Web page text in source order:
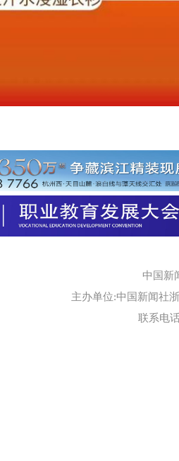
中国新
主办单位:中国新闻社
联系电